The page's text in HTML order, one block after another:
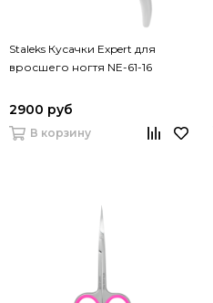
Staleks Кусачки Expert для
вросшего ногтя NE-61-16
2900 руб
В корзину